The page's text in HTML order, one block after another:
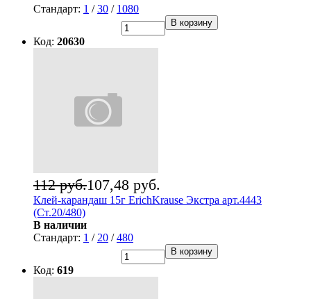
Стандарт: 1 /30 / 1080
В корзину
Код: 20630
107,48 руб.
112 руб.
Клей-карандаш 15г ErichKrause Экстра арт.4443
(Ст.20/480)
В наличии
Стандарт: 1 / 20 /480
В корзину
Код: 619